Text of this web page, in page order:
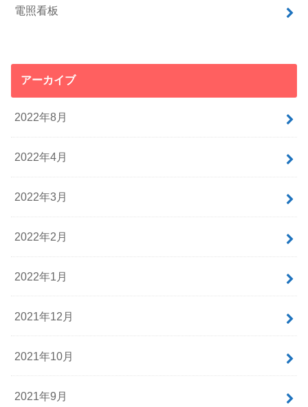
電照看板
アーカイブ
2022年8月
2022年4月
2022年3月
2022年2月
2022年1月
2021年12月
2021年10月
2021年9月